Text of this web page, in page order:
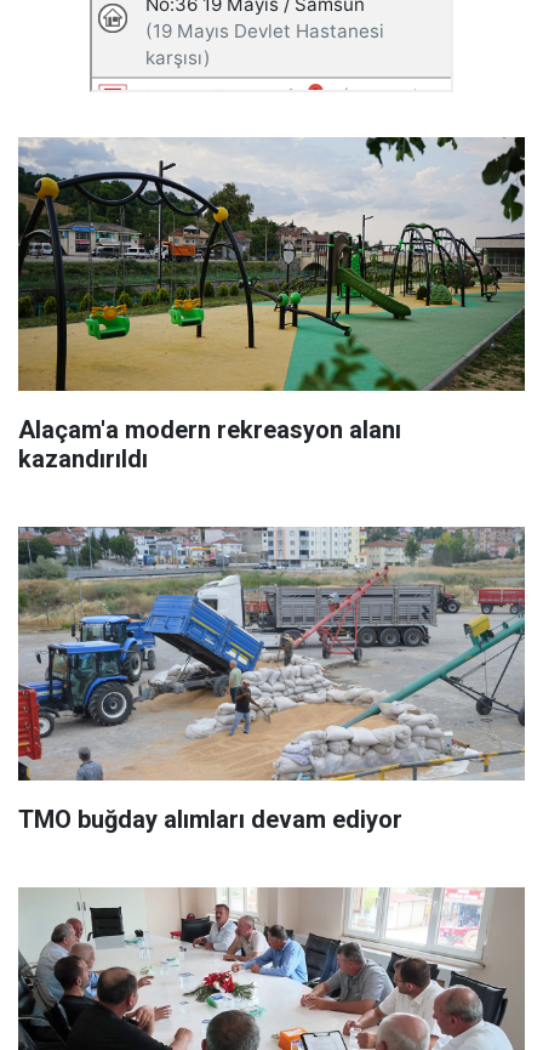
Alaçam'a modern rekreasyon alanı
kazandırıldı
TMO buğday alımları devam ediyor